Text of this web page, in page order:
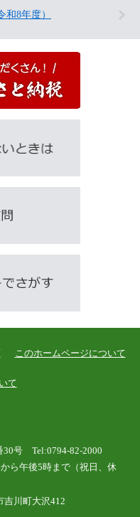
8年度）
このホームページについて
て
号 Tel:0794-82-2000
ら午後5時まで（祝日、休
川町大沢412